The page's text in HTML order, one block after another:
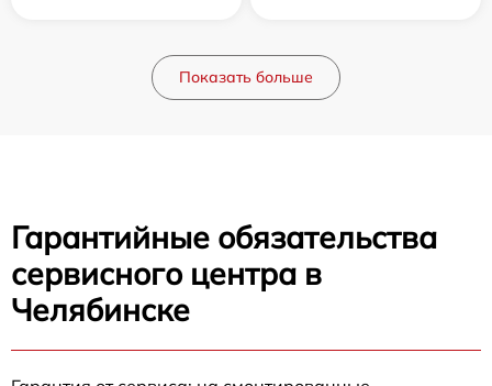
Показать больше
Гарантийные обязательства
сервисного центра в
Челябинске